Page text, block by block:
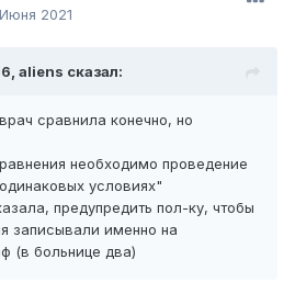
2021
aliens сказал:
сравнила конечно, но
необходимо проведение
условиях"
предупредить пол-ку, чтобы
записывали именно на
(в больнице два)